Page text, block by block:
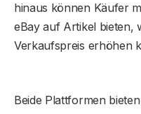
hinaus können Käufer
eBay auf Artikel bieten,
Verkaufspreis erhöhen
Beide Plattformen